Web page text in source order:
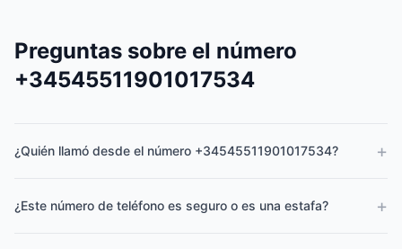
Preguntas sobre el número
+34545511901017534
¿Quién llamó desde el número +34545511901017534? +
¿Este número de teléfono es seguro o es una estafa? +